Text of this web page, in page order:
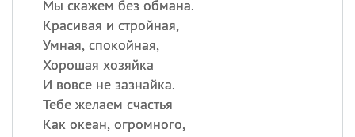
Мы скажем без обмана.
Красивая и стройная,
Умная, спокойная,
Хорошая хозяйка
И вовсе не зазнайка.
Тебе желаем счастья
Как океан, огромного,